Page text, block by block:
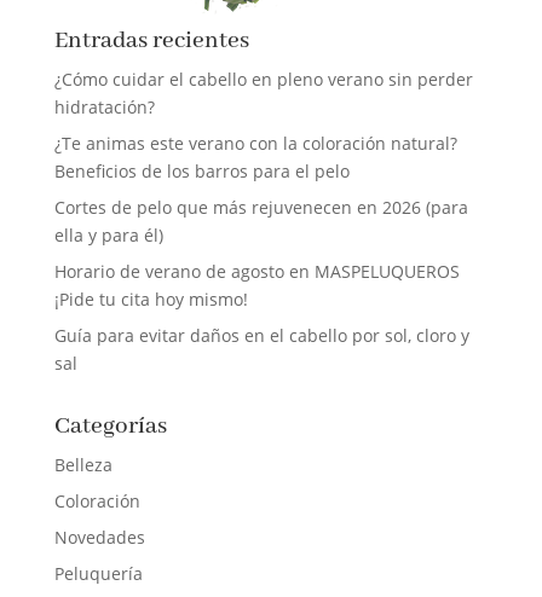
Entradas recientes
¿Cómo cuidar el cabello en pleno verano sin perder
hidratación?
¿Te animas este verano con la coloración natural?
Beneficios de los barros para el pelo
Cortes de pelo que más rejuvenecen en 2026 (para
ella y para él)
Horario de verano de agosto en MASPELUQUEROS
¡Pide tu cita hoy mismo!
Guía para evitar daños en el cabello por sol, cloro y
sal
Categorías
Belleza
Coloración
Novedades
Peluquería